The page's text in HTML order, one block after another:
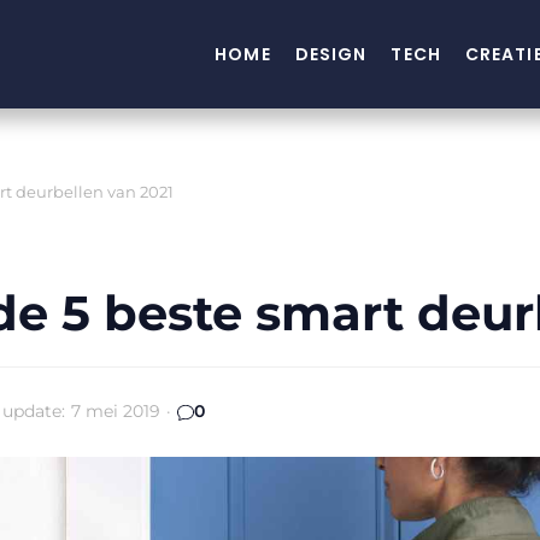
HOME DESIGN TECH
deurbellen van 2021
5 beste smart
7 mei 2019 · 0